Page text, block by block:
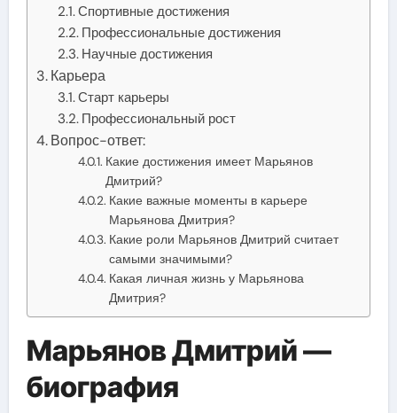
Спортивные достижения
Профессиональные достижения
Научные достижения
Карьера
Старт карьеры
Профессиональный рост
Вопрос-ответ:
Какие достижения имеет Марьянов
Дмитрий?
Какие важные моменты в карьере
Марьянова Дмитрия?
Какие роли Марьянов Дмитрий считает
самыми значимыми?
Какая личная жизнь у Марьянова
Дмитрия?
Марьянов Дмитрий —
биография